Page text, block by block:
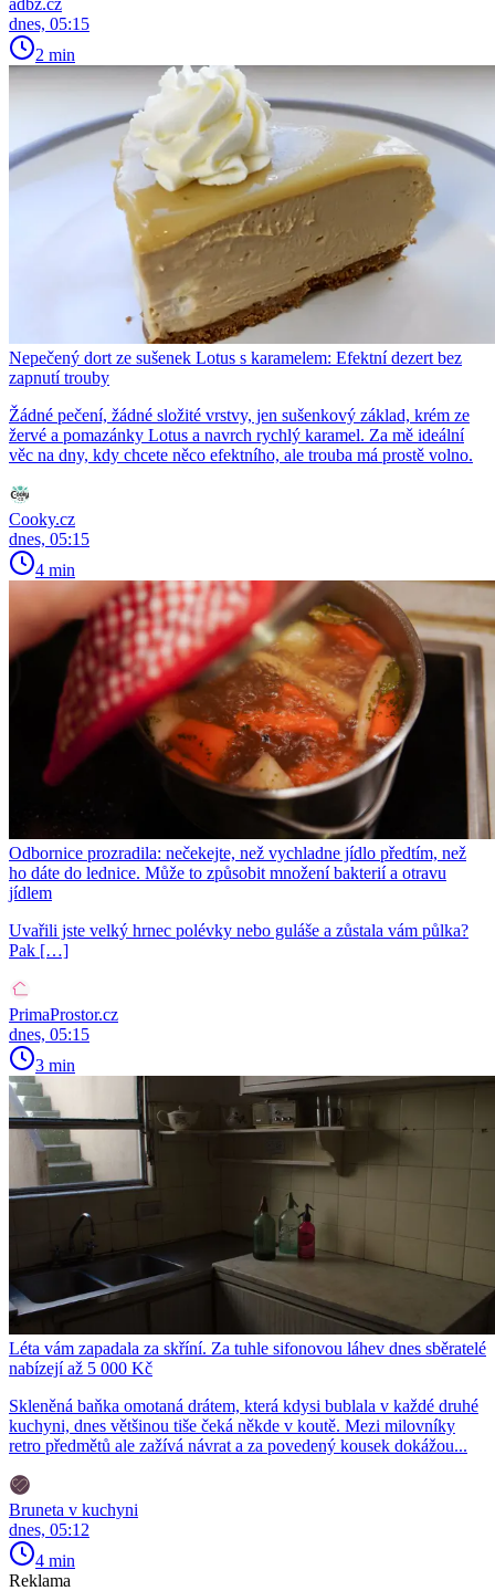
adbz.cz
dnes, 05:15
2 min
Nepečený dort ze sušenek Lotus s karamelem: Efektní dezert bez
zapnutí trouby
Žádné pečení, žádné složité vrstvy, jen sušenkový základ, krém ze
žervé a pomazánky Lotus a navrch rychlý karamel. Za mě ideální
věc na dny, kdy chcete něco efektního, ale trouba má prostě volno.
Cooky.cz
dnes, 05:15
4 min
Odbornice prozradila: nečekejte, než vychladne jídlo předtím, než
ho dáte do lednice. Může to způsobit množení bakterií a otravu
jídlem
Uvařili jste velký hrnec polévky nebo guláše a zůstala vám půlka?
Pak […]
PrimaProstor.cz
dnes, 05:15
3 min
Léta vám zapadala za skříní. Za tuhle sifonovou láhev dnes sběratelé
nabízejí až 5 000 Kč
Skleněná baňka omotaná drátem, která kdysi bublala v každé druhé
kuchyni, dnes většinou tiše čeká někde v koutě. Mezi milovníky
retro předmětů ale zažívá návrat a za povedený kousek dokážou...
Bruneta v kuchyni
dnes, 05:12
4 min
Reklama